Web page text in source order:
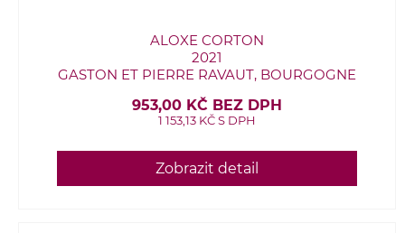
ALOXE CORTON
2021
GASTON ET PIERRE RAVAUT, BOURGOGNE
953,00 KČ BEZ DPH
1 153,13 KČ S DPH
Zobrazit detail